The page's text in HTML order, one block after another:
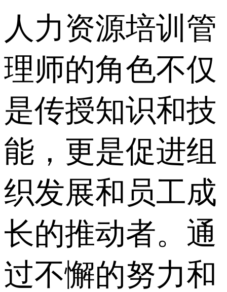
人力资源培训管
理师的角色不仅
是传授知识和技
能，更是促进组
织发展和员工成
长的推动者。通
过不懈的努力和